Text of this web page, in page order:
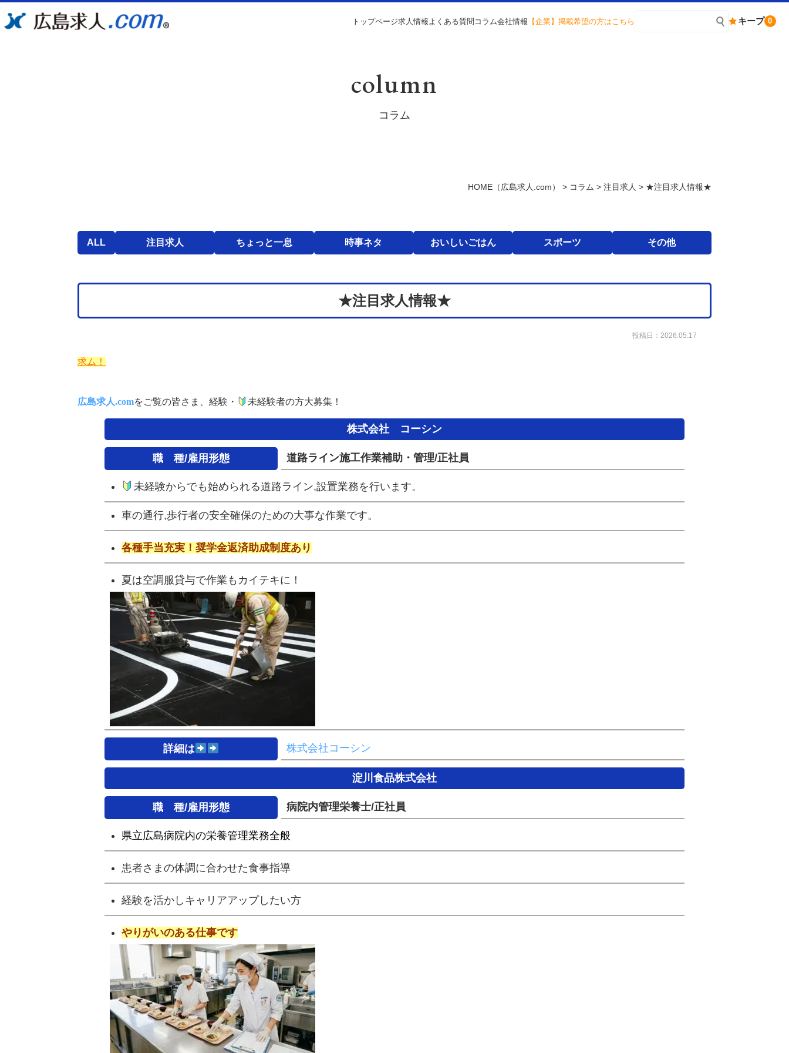
トップページ求人情報よくある質問 コラム会社情報 【企業】掲載希望の方はこちら キープ 0
column
コラム
HOME （広島求人.com） > コラム > 注目求人 > ★注目求人情報★
ALL 注目求人 ちょっと一息 時事ネタ おいしいごはん スポーツ その他
★注目求人情報★
投稿日：2026.05.17
求ム！
広島求人.comをご覧の皆さま、経験・ 未経験者の方大募集！
株式会社 コーシン
職 種/雇用形態 道路ライン施工作業補助・管理/正社員
未経験からでも始められる道路ライン,設置業務を行います。
車の通行,歩行者の安全確保のための大事な作業です。
各種手当充実！ 奨学金返済助成制度あり
夏は空調服貸与で作業もカイテキに！
詳細は 株式会社コーシン
淀川食品株式会社
職 種/雇用形態 病院内管理栄養士/正社員
県立広島病院内の栄養管理業務全般
患者さまの体調に合わせた食事指導
経験を活かしキャリアアップしたい方
やりがいのある仕事です